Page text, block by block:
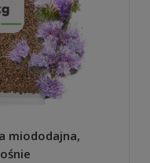
miododajna,